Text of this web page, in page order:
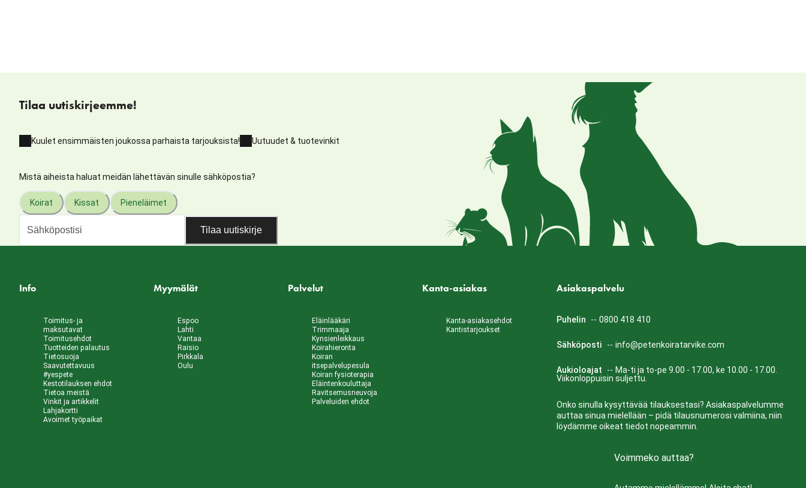
Tilaa uutiskirjeemme!
Kuulet ensimmäisten joukossa parhaista tarjouksista! Uutuudet & tuotevinkit
Mistä aiheista haluat meidän lähettävän sinulle sähköpostia?
Koirat Kissat Pieneläimet
Tilaa uutiskirje
Info
Toimitus- ja
maksutavat
Toimitusehdot
Tuotteiden palautus
Tietosuoja
Saavutettavuus
#yespete
Kestotilauksen ehdot
Tietoa meistä
Vinkit ja artikkelit
Lahjakortti
Avoimet työpaikat
Myymälät
Espoo
Lahti
Vantaa
Raisio
Pirkkala
Oulu
Palvelut
Eläinlääkäri
Trimmaaja
Kynsienleikkaus
Koirahieronta
Koiran
itsepalvelupesula
Koiran fysioterapia
Eläintenkouluttaja
Ravitsemusneuvoja
Palveluiden ehdot
Kanta-asiakas
Kanta-asiakasehdot
Kantistarjoukset
Asiakaspalvelu
Puhelin -- 0800 418 410
Sähköposti -- info@petenkoiratarvike.com
Aukioloajat -- Ma-ti ja to-pe 9.00 - 17.00, ke 10.00 - 17.00.
Viikonloppuisin suljettu.
Onko sinulla kysyttävää tilauksestasi? Asiakaspalvelumme
auttaa sinua mielellään – pidä tilausnumerosi valmiina, niin
löydämme oikeat tiedot nopeammin.
Voimmeko auttaa?